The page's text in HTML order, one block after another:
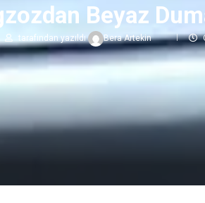
Beyaz
tarafından yazıldı Bera Artekin